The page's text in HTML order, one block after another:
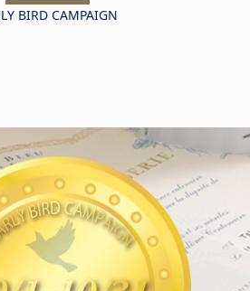
BIRD CAMPAIGN